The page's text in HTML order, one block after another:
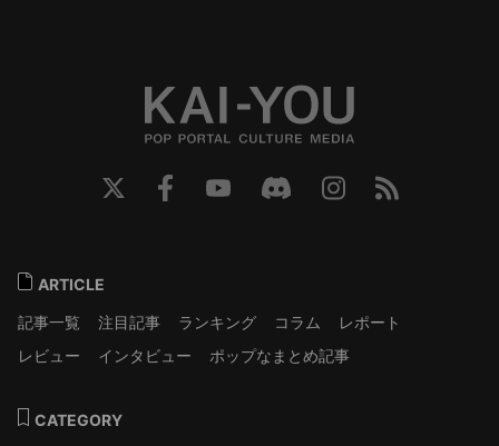
ARTICLE
記事一覧
注目記事 ランキング コラム
レポート
レビュー
インタビュー ポップなまとめ記事
CATEGORY